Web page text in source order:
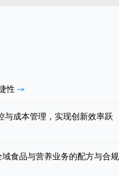
性
成本管理，实现创新效率跃
食品与营养业务的配方与合规